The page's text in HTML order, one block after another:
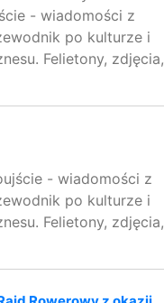
- wiadomości z
po kulturze i
Felietony, zdjęcia,
- wiadomości z
po kulturze i
Felietony, zdjęcia,